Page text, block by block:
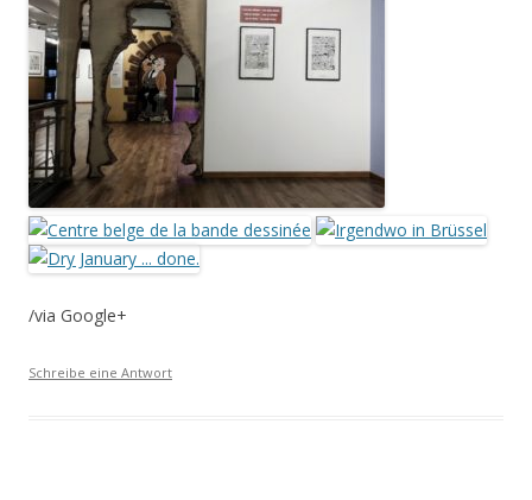
/via Google+
Schreibe eine Antwort